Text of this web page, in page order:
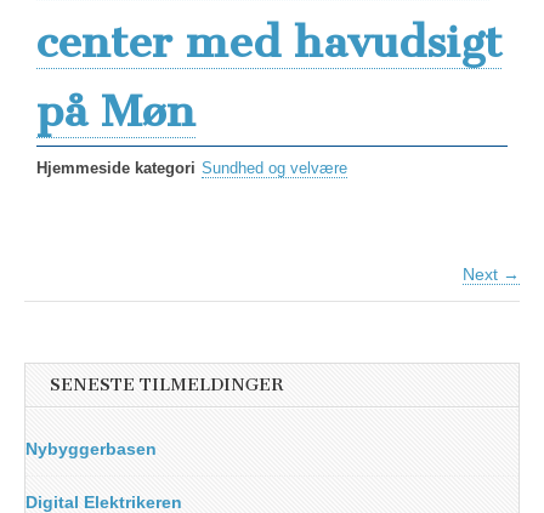
center med havudsigt
på Møn
Hjemmeside kategori Sundhed og velvære
Next →
SENESTE TILMELDINGER
Nybyggerbasen
Digital Elektrikeren